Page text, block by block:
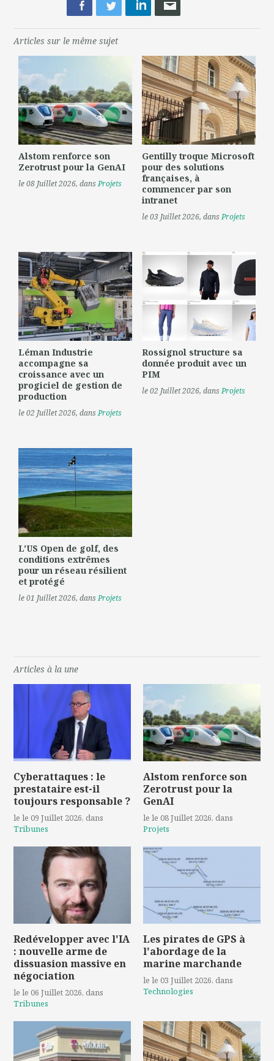
Articles sur le même sujet
Alstom renforce son
Zerotrust pour la GenAI
le 08 Juillet 2026, dansProjets
Gentilly troque Microsoft
pour des solutions
françaises, à
commencer par son
intranet
le 03 Juillet 2026, dansProjets
Léman Industrie
accompagne sa
croissance avec un
progiciel de gestion de
production
le 02 Juillet 2026, dansProjets
Rossignol structure sa
donnée produit avec un
PIM
le 02 Juillet 2026, dansProjets
L'US Open de golf, des
conditions extrêmes
pour un réseau résilient
et protégé
le 01 Juillet 2026, dansProjets
Articles à la une
Cyberattaques : le
prestataire est-il
toujours responsable ?
le le 09 Juillet 2026, dans
Tribunes
Alstom renforce son
Zerotrust pour la
GenAI
le le 08 Juillet 2026, dans
Projets
Redévelopper avec l'IA
: nouvelle arme de
dissuasion massive en
négociation
le le 06 Juillet 2026, dans
Tribunes
Les pirates de GPS à
l'abordage de la
marine marchande
le le 03 Juillet 2026, dans
Technologies